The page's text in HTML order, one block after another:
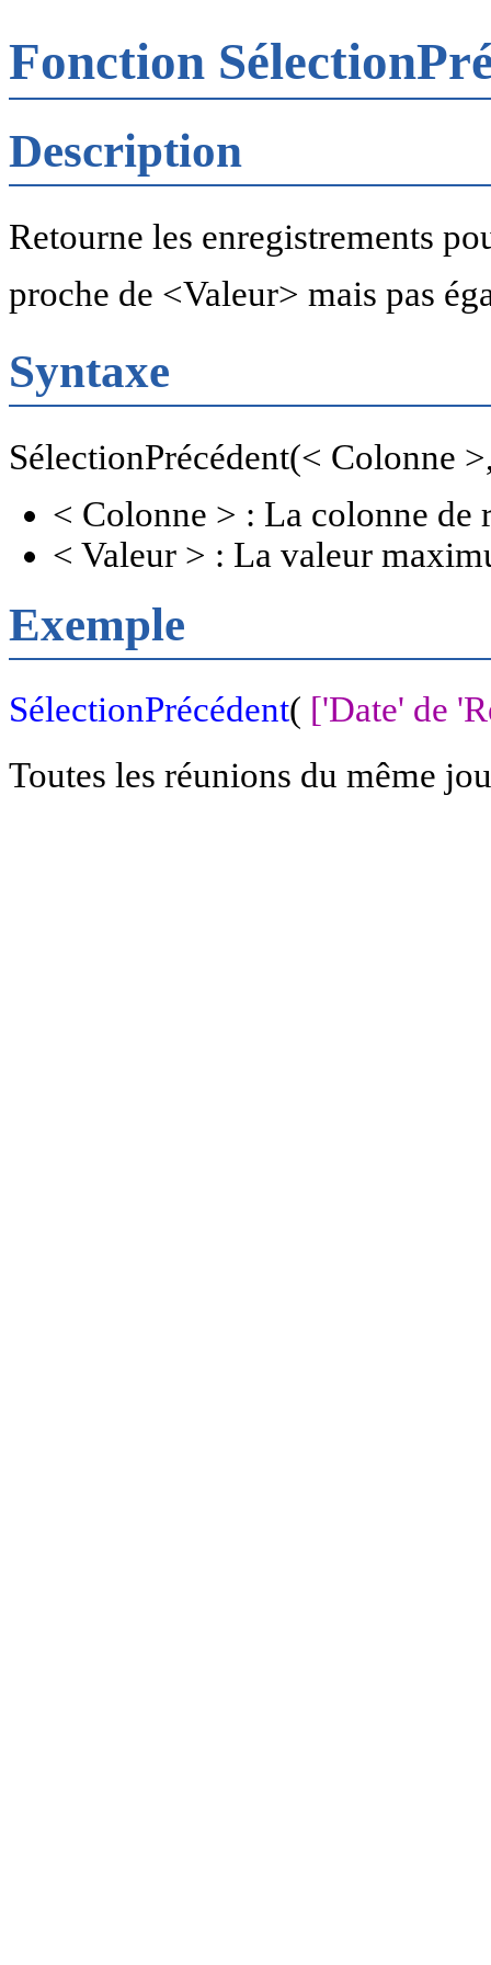
Fonction
Description
Retourne les enregistrements
proche de <Valeur> mais pas
Syntaxe
SélectionPrécédent(< Colonne
< Colonne > : La colonne de
< Valeur > : La valeur
Exemple
SélectionPrécédent( ['Date' de
Toutes les réunions du même